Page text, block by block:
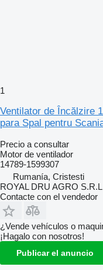
1
Ventilator de Încălzire
para Spal pentru
Precio a consultar
Motor de ventilador
14789-1599307
Rumanía, Cristesti
ROYAL DRU AGRO
Contacte con el vendedor
¿Vende vehículos o
¡Hagalo con nosotros!
Publicar el anuncio